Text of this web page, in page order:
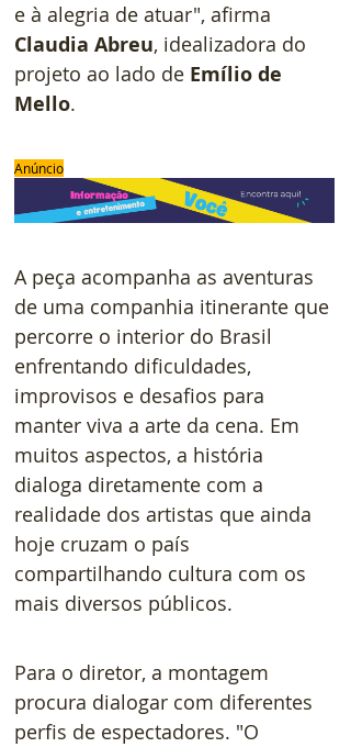
e à alegria de atuar", afirma
Claudia Abreu, idealizadora do
projeto ao lado de Emílio de
Mello.
Anúncio
A peça acompanha as aventuras
de uma companhia itinerante que
percorre o interior do Brasil
enfrentando dificuldades,
improvisos e desafios para
manter viva a arte da cena. Em
muitos aspectos, a história
dialoga diretamente com a
realidade dos artistas que ainda
hoje cruzam o país
compartilhando cultura com os
mais diversos públicos.
Para o diretor, a montagem
procura dialogar com diferentes
perfis de espectadores. "O